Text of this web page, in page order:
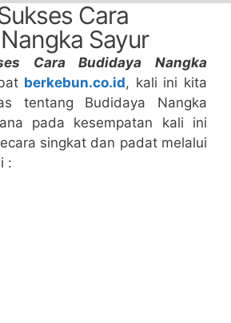
Cara
Sayur
Cara Budidaya Nangka
berkebun.co.id, kali ini kita
tentang Budidaya Nangka
pada kesempatan kali ini
singkat dan padat melalui
: